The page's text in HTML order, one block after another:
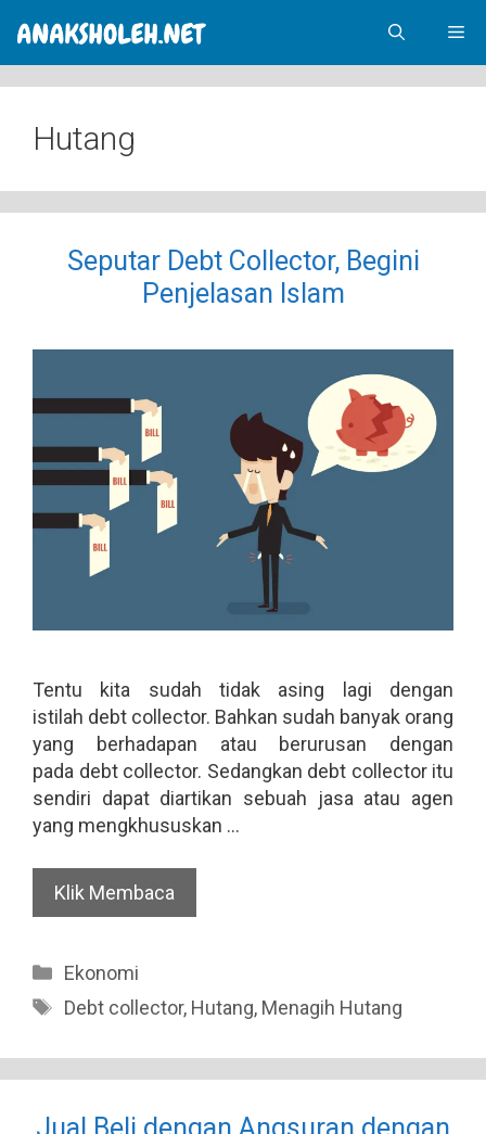
content
Hutang
Seputar Debt Collector, Begini
Penjelasan Islam
Tentu kita sudah tidak asing lagi dengan
istilah debt collector. Bahkan sudah banyak orang
yang berhadapan atau berurusan dengan
pada debt collector. Sedangkan debt collector itu
sendiri dapat diartikan sebuah jasa atau agen
yang mengkhususkan …
Klik Membaca
Categories
Ekonomi
Tags
Debt collector, Hutang, Menagih Hutang
Jual Beli dengan Angsuran dengan